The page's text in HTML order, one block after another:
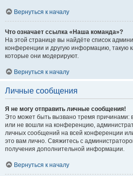
Вернуться к началу
Что означает ссылка «Наша команда»?
На этой странице вы найдёте список
конференции и другую информацию, такую
которые они модерируют.
Вернуться к началу
Личные сообщения
Я не могу отправить личные сообщения!
Это может быть вызвано тремя причинами:
или не вошли на конференцию,
личных сообщений на всей конференции
это вам лично. Свяжитесь с
получения дополнительной информации.
Вернуться к началу